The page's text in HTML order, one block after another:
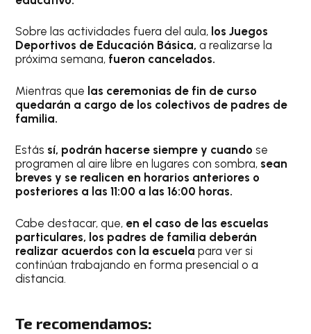
Sobre las actividades fuera del aula, los Juegos
Deportivos de Educación Básica, a realizarse la
próxima semana, fueron cancelados.
Mientras que las ceremonias de fin de curso
quedarán a cargo de los colectivos de padres de
familia.
Estás sí, podrán hacerse siempre y cuandose
programen al aire libre en lugares con sombra, sean
breves y se realicen en horarios anteriores o
posteriores a las 11:00 a las 16:00 horas.
Cabe destacar, que, en el caso de las escuelas
particulares, los padres de familia deberán
realizar acuerdos con la escuelapara ver si
continúan trabajando en forma presencial o a
distancia.
Te recomendamos: